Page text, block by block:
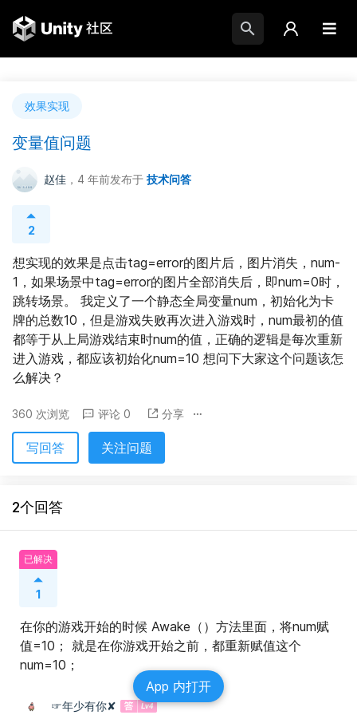
效果实现
变量值问题
赵佳 ，4 年前发布于 技术问答
2
想实现的效果是点击tag=error的图片后，图片消失，num-
1，如果场景中tag=error的图片全部消失后，即num=0时，
跳转场景。 我定义了一个静态全局变量num，初始化为卡
牌的总数10，但是游戏失败再次进入游戏时，num最初的值
都等于从上局游戏结束时num的值，正确的逻辑是每次重新
进入游戏，都应该初始化num=10 想问下大家这个问题该怎
么解决？
360 次浏览 评论 0 分享
写回答 关注问题
2个回答
已解决
1
在你的游戏开始的时候 Awake（）方法里面，将num赋
值=10； 就是在你游戏开始之前，都重新赋值这个
num=10；
☞年少有你✘
App 内打开